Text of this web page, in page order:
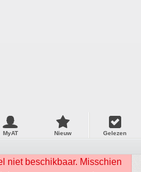
MyAT Nieuw Gelezen
niet beschikbaar. Misschien